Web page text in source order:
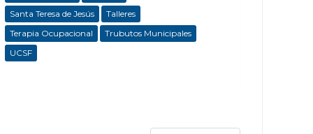
Santa Teresa de Jesús
Talleres
Terapia Ocupacional
Trubutos Municipales
UCSF